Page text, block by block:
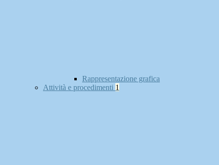
Rappresentazione grafica
Attività e procedimenti 1